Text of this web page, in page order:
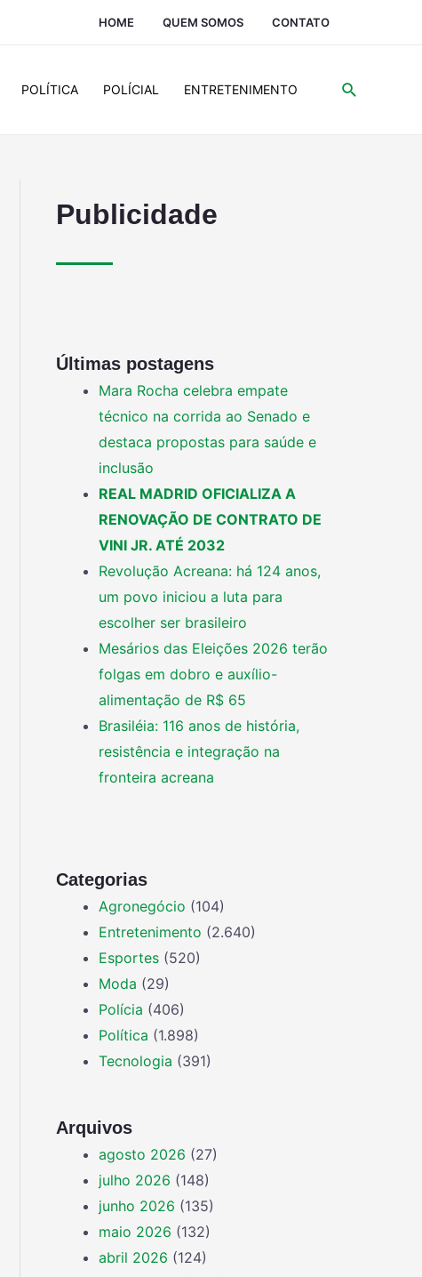
HOME QUEM SOMOS CONTATO
POLÍTICA POLÍCIAL ENTRETENIMENTO
Publicidade
Últimas postagens
Mara Rocha celebra empate
técnico na corrida ao Senado e
destaca propostas para saúde e
inclusão
REAL MADRID OFICIALIZA A
RENOVAÇÃO DE CONTRATO DE
VINI JR. ATÉ 2032
Revolução Acreana: há 124 anos,
um povo iniciou a luta para
escolher ser brasileiro
Mesários das Eleições 2026 terão
folgas em dobro e auxílio-
alimentação de R$ 65
Brasiléia: 116 anos de história,
resistência e integração na
fronteira acreana
Categorias
Agronegócio (104)
Entretenimento (2.640)
Esportes (520)
Moda (29)
Polícia (406)
Política (1.898)
Tecnologia (391)
Arquivos
agosto 2026 (27)
julho 2026 (148)
junho 2026 (135)
maio 2026 (132)
abril 2026 (124)